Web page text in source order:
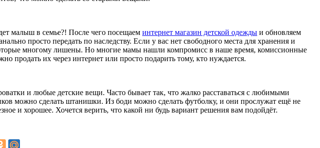
малыш в семье?! После чего посещаем интернет магазин детской одежды и обновляем
просто передать по наследству. Если у вас нет свободного места для хранения и
многому лишены. Но многие мамы нашли компромисс в наше время, комиссионные
продать их через интернет или просто подарить тому, кто нуждается.
и любые детские вещи. Часто бывает так, что жалко расставаться с любимыми
можно сделать штанишки. Из боди можно сделать футболку, и они прослужат ещё не
и хорошее. Хочется верить, что какой ни будь вариант решения вам подойдёт.